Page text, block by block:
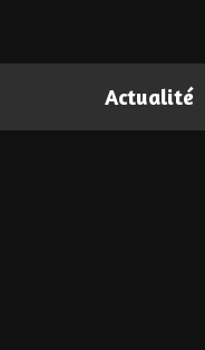
Actualité